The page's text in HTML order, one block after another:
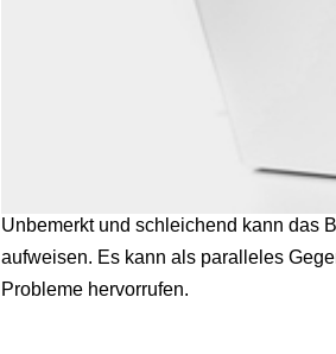
Unbemerkt und schleichend kann das
aufweisen. Es kann als paralleles
Probleme hervorrufen.